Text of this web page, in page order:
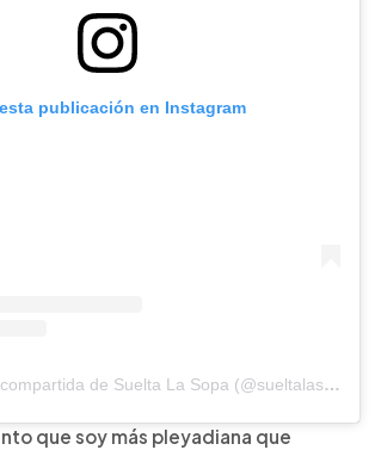
publicación en Instagram
Una publicación compartida de Suelta La Sopa (@sueltalasopatv)
que soy más pleyadiana que